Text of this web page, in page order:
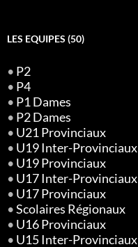
LES EQUIPES (50)
• P2
• P4
• P1 Dames
• P2 Dames
• U21 Provinciaux
• U19 Inter-Provinciaux
• U19 Provinciaux
• U17 Inter-Provinciaux
• U17 Provinciaux
•Scolaires Régionaux
• U16 Provinciaux
• U15 Inter-Provinciaux